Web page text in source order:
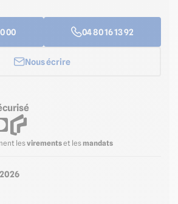
00 04 80 16 13 92
Nous écrire
lesvirementset les mandats